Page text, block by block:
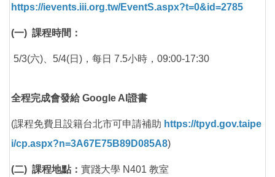
https://ievents.iii.org.tw/EventS.aspx?t=0&id=2785
(一) 課程時間：
5/3(六)、5/4(日)，每日 7.5小時，09:00-17:30
全程完成會發給 Google AI證書
(課程免費且設籍台北市可申請補助 https://tpyd.gov.taipe
i/cp.aspx?n=3A67E75B89D085A8)
(二) 課程地點： 實踐大學 N401 教室